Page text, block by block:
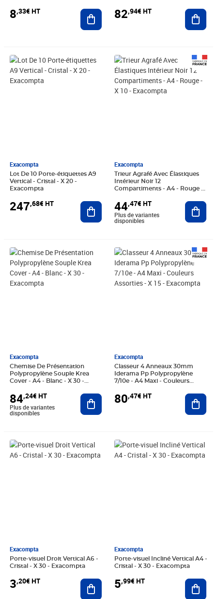
8,33€ HT Ajouter au panier
X 8 - Exacompta
82,94€ HT
Exacompta
Lot De 10 Porte-étiquettes A9
Vertical - Cristal - X 20 -
Exacompta
247,68€ HT
Prix 247,68€ HT
Ajouter au panier
Exacompta
Trieur Agrafé Avec Élastiques
Intérieur Noir 12
Compartiments - A4 - Rouge -
44,47€ HT
Prix 44,47€ HT
Plus de variantes
disponibles
Exacompta
Chemise De Présentation
Polypropylène Souple Krea
Cover - A4 - Blanc - X 30 -
84,24€ HT
Prix 84,24€ HT
Plus de variantes
disponibles
Ajouter au panier
Exacompta
Classeur 4 Anneaux 30mm
Iderama Pp Polypropylène
7/10e - A4 Maxi - Couleurs
80,47€ HT
Prix 80,47€ HT
Exacompta
Porte-visuel Droit Vertical A6 -
Cristal - X 30 - Exacompta
3,20€ HT
Prix 3,20€ HT
Ajouter au panier
Exacompta
Porte-visuel Incliné Vertical A4 -
Cristal - X 30 - Exacompta
5,99€ HT
Prix 5,99€ HT